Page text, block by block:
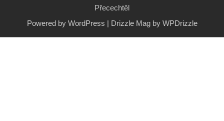
Přecechtěl
Powered by WordPress | Drizzle Mag by WPDrizzle